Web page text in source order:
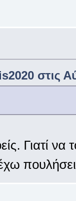
στις
Γιατί